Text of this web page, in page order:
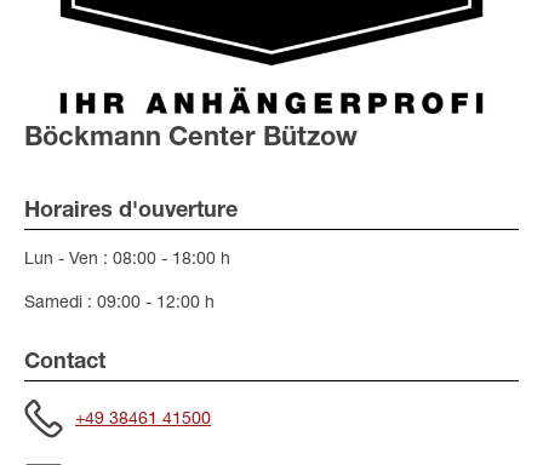
Böckmann Center Bützow
Horaires d'ouverture
Lun - Ven : 08:00 - 18:00 h
Samedi : 09:00 - 12:00 h
Contact
+49 38461 41500